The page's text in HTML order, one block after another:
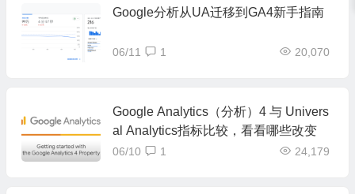
Google分析从UA迁移到GA4新手指南
06/11 20,070
1
Google Analytics（分析）4 与 Univers
al Analytics指标比较，看看哪些改变
06/10 24,179
1